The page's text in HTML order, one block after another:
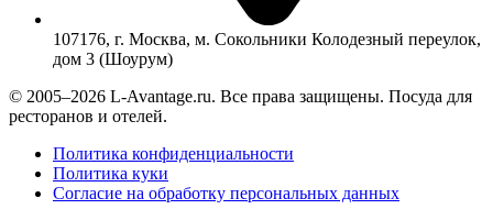
107176, г. Москва, м. Сокольники Колодезный переулок,
дом 3 (Шоурум)
© 2005–2026 L-Avantage.ru. Все права защищены. Посуда для
ресторанов и отелей.
Политика конфиденциальности
Политика куки
Согласие на обработку персональных данных